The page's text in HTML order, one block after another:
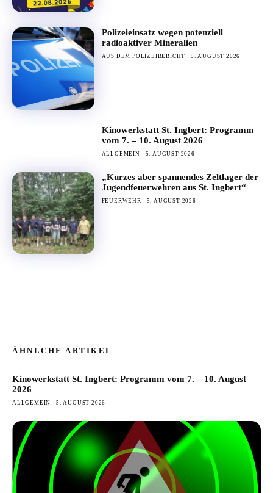
Polizeieinsatz wegen potenziell
radioaktiver Mineralien
AUS DEM POLIZEIBERICHT 5. AUGUST 2026
Kinowerkstatt St. Ingbert: Programm
vom 7. – 10. August 2026
ALLGEMEIN 5. AUGUST 2026
„Kurzes aber spannendes Zeltlager der
Jugendfeuerwehren aus St. Ingbert“
FEUERWEHR 5. AUGUST 2026
ÄHNLCHE ARTIKEL
Kinowerkstatt St. Ingbert: Programm vom 7. – 10. August
2026
ALLGEMEIN 5. AUGUST 2026